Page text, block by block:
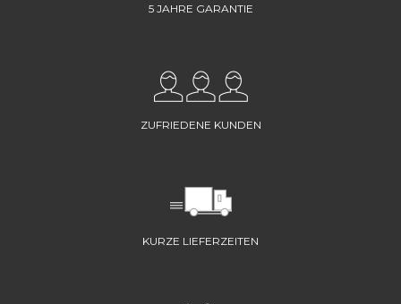
5 JAHRE GARANTIE
ZUFRIEDENE KUNDEN
KURZE LIEFERZEITEN